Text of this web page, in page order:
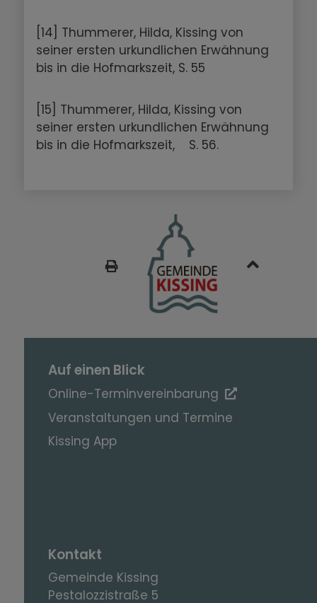
[14] Thummerer, Hilda, Kissing von
seiner ersten urkundlichen Erwähnung
bis in die Hofmarkszeit, S. 55
[15] Thummerer, Hilda, Kissing von
seiner ersten urkundlichen Erwähnung
bis in die Hofmarkszeit, S. 56.
Auf einen Blick
Online-Terminvereinbarung
Veranstaltungen und Termine
Kissing App
Kontakt
Gemeinde Kissing
Pestalozzistraße 5